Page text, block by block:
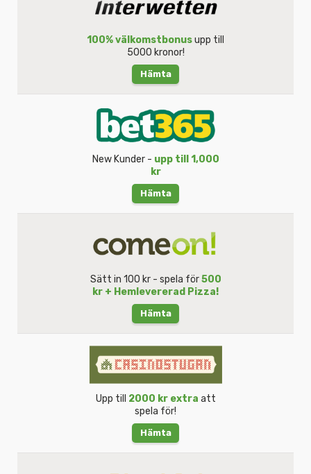
100% välkomstbonusupp till
5000 kronor!
Hämta
New Kunder - upp till 1,000
kr
Hämta
Sätt in 100 kr - spela för500
kr + Hemlevererad Pizza!
Hämta
Upp till 2000 kr extra att
spela för!
Hämta